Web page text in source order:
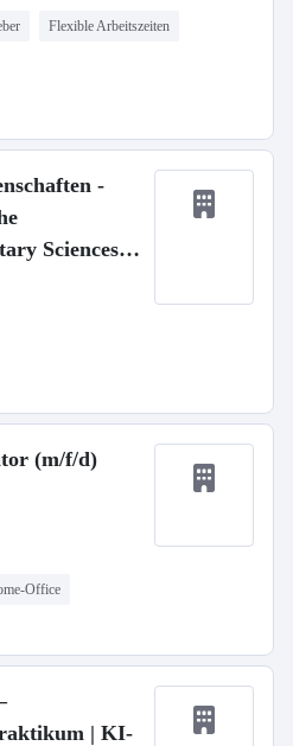
Flexible Arbeitszeiten
-
Sciences,
(m/f/d)
Office
| KI-